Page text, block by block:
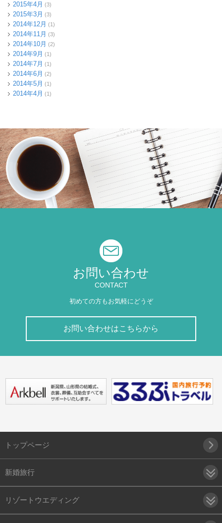
2015年4月 (3)
2015年3月 (3)
2014年12月 (1)
2014年11月 (3)
2014年10月 (2)
2014年9月 (1)
2014年7月 (1)
2014年6月 (2)
2014年5月 (1)
2014年4月 (1)
お問い合わせ
CONTACT
初めての方もお気軽にどうぞ
お問い合わせはこちらから
トップページ
新婚旅行
リゾートウエディング